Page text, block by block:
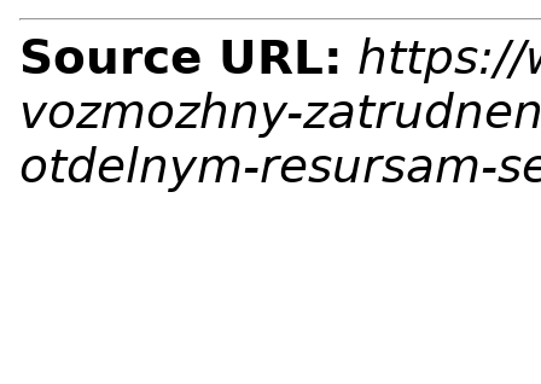
Source URL: https://
vozmozhny-
otdelnym-resursam-